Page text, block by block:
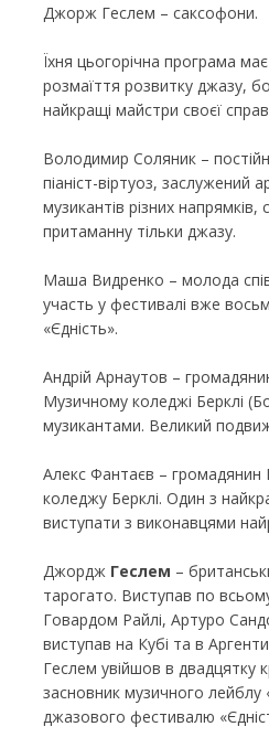
Джорж Геслем – саксофони.
Їхня цьогорічна програма
розмаїття розвитку джазу,
найкращі майстри своєї
Володимир Соляник –
піаніст-віртуоз, заслужений
музикантів різних
притаманну тільки джазу.
Маша Видренко – молода
участь у фестивалі вже
«Єдність».
Андрій Арнаутов –
Музичному коледжі Берклі
музикантами. Великий
Алекс Фантаєв – громадянин
коледжу Берклі. Один з
виступати з виконавцями
Джордж Геслем –
тарогато. Виступав по
Говардом Райлі, Артуро
виступав на Кубі та в
Геслем увійшов в двадцятку
засновник музичного лейблу
джазового фестивалю